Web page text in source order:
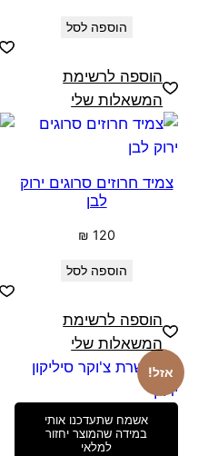
הוספה לסל
הוספה לרשימת
המשאלות שלי
צמיד חרוזים סרוגים ירוק
לבן
₪ 120
הוספה לסל
הוספה לרשימת
המשאלות שלי
אזל!
אשמח שתעדכנו אותי
במידה שהמוצר יחזור
למלאי